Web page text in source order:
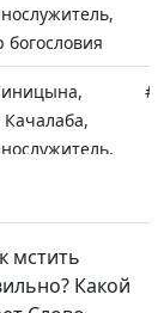
богословия
мстить
Какой